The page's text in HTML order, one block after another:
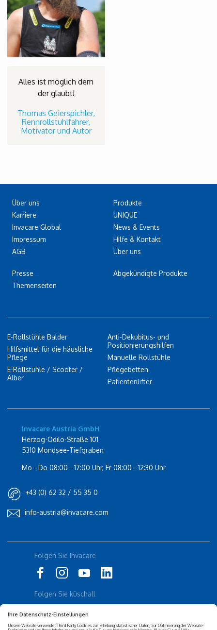
Alles ist möglich dem
der glaubt!
Thomas Geierspichler,
Rennrollstuhlfahrer,
Motivator und Autor
Über uns
Karriere
Invacare Global
Impressum
AGB
Presse
Themenseiten
Produkte
UNIQUE
News & Events
Hilfe & Kontakt
Über uns
Abgekündigte Produkte
E-Rollstühle Balder
Hilfsmittel für die häusliche
Pflege
E-Rollstühle / Scooter /
Alber
Anti-Dekubitus- und
Positionierungshilfen
Manuelle Rollstühle
Pflegebetten
Patientenlifter
Invacare Austria GmbH
Herzog-Odilo-Straße 101
5310 Mondsee-Tiefgraben
Mo - Do 08:00 - 17:00 Uhr, Fr 08:00 - 12:30 Uhr
+43 (0) 62 32 / 55 35 0
info-austria@invacare.com
Folgen Sie Invacare
Folgen Sie küschall
Rolli-Community
Instagram
Küschall